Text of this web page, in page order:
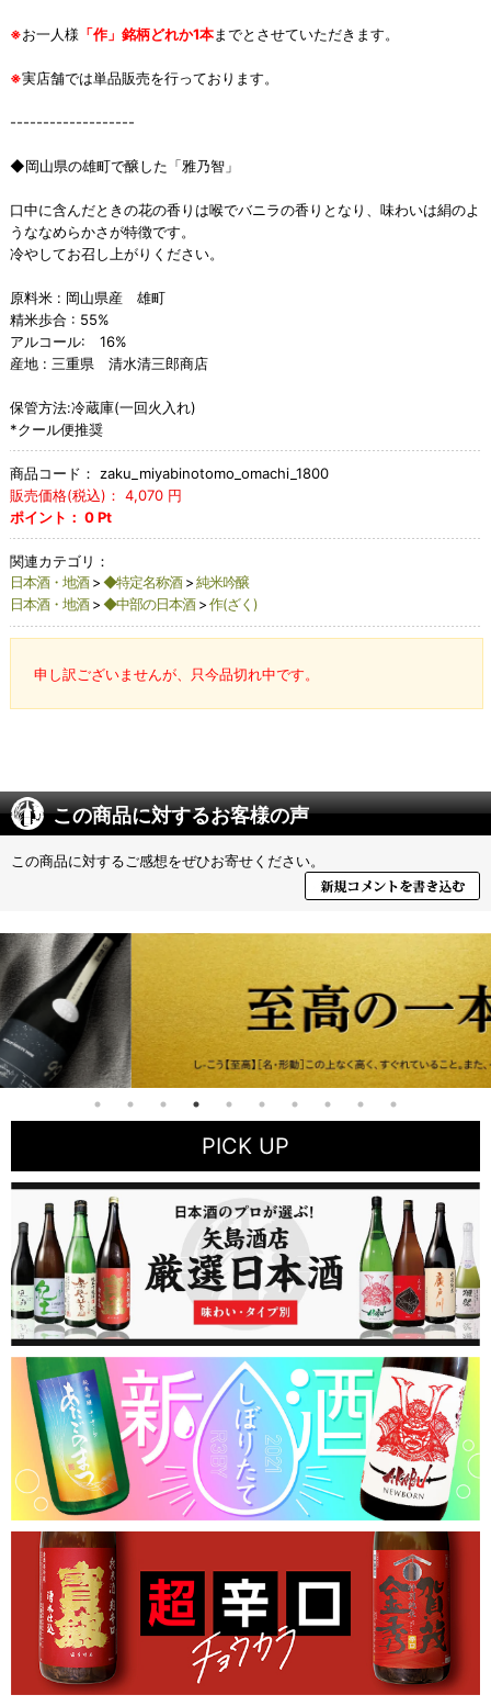
※お一人様 「作」銘柄どれか1本までとさせていただきます。
※実店舗では単品販売を行っております。
-------------------
◆岡山県の雄町で醸した「雅乃智」
口中に含んだときの花の香りは喉でバニラの香りとなり、味わいは絹のよ
うななめらかさが特徴です。
冷やしてお召し上がりください。
原料米 : 岡山県産 雄町
精米歩合 : 55%
アルコール: 16%
産地 : 三重県 清水清三郎商店
保管方法:冷蔵庫(一回火入れ)
*クール便推奨
商品コード：
zaku_miyabinotomo_omachi_1800
販売価格(税込)： 4,070円
ポイント： 0Pt
関連カテゴリ：
日本酒・地酒> ◆特定名称酒> 純米吟醸
日本酒・地酒> ◆中部の日本酒> 作(ざく)
申し訳ございませんが、只今品切れ中です。
この商品に対するお客様の声
この商品に対するご感想をぜひお寄せください。
PICK UP